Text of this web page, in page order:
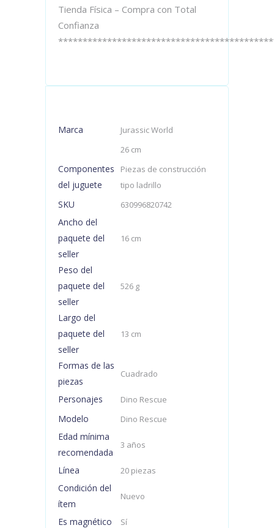
Tienda Física – Compra con Total
Confianza
Marca
Jurassic World
26 cm
Componentes
del juguete
Piezas de construcción
tipo ladrillo
SKU 630996820742
Ancho del
paquete del
seller
16 cm
Peso del
paquete del
seller
526 g
Largo del
paquete del
seller
13 cm
Formas de las
piezas
Cuadrado
Personajes Dino Rescue
Modelo Dino Rescue
Edad mínima
recomendada
3 años
Línea 20 piezas
Condición del
ítem
Nuevo
Es magnético Sí